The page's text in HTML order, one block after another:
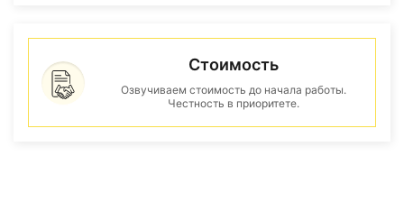
Стоимость
Озвучиваем стоимость до начала работы.
Честность в приоритете.